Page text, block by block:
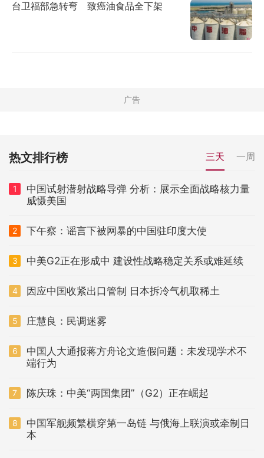
台卫福部急转弯 致癌油食品全下架
热文排行榜 三天 一周
1
中国试射潜射战略导弹 分析：展示全面战略核力量
威慑美国
2 下午察：谣言下被网暴的中国驻印度大使
3 中美G2正在形成中 建设性战略稳定关系或难延续
4 因应中国收紧出口管制 日本拆冷气机取稀土
5 庄慧良：民调迷雾
6
中国人大通报蒋方舟论文造假问题：未发现学术不
端行为
7 陈庆珠：中美“两国集团”（G2）正在崛起
8
中国军舰频繁横穿第一岛链 与俄海上联演或牵制日
本